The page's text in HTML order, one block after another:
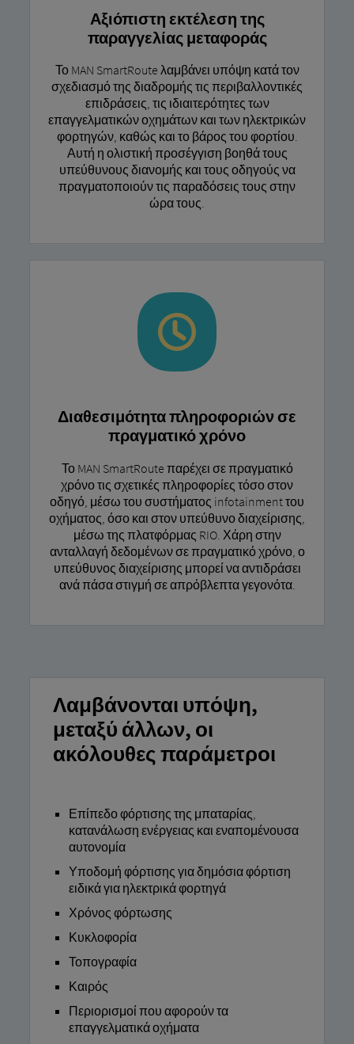
Αξιόπιστη εκτέλεση της
παραγγελίας μεταφοράς
Το MAN SmartRoute λαμβάνει υπόψη κατά τον
σχεδιασμό της διαδρομής τις περιβαλλοντικές
επιδράσεις, τις ιδιαιτερότητες των
επαγγελματικών οχημάτων και των ηλεκτρικών
φορτηγών, καθώς και το βάρος του φορτίου.
Αυτή η ολιστική προσέγγιση βοηθά τους
υπεύθυνους διανομής και τους οδηγούς να
πραγματοποιούν τις παραδόσεις τους στην
ώρα τους.
Διαθεσιμότητα πληροφοριών σε
πραγματικό χρόνο
Το MAN SmartRoute παρέχει σε πραγματικό
χρόνο τις σχετικές πληροφορίες τόσο στον
οδηγό, μέσω του συστήματος infotainment του
οχήματος, όσο και στον υπεύθυνο διαχείρισης,
μέσω της πλατφόρμας RIO. Χάρη στην
ανταλλαγή δεδομένων σε πραγματικό χρόνο, ο
υπεύθυνος διαχείρισης μπορεί να αντιδράσει
ανά πάσα στιγμή σε απρόβλεπτα γεγονότα.
Λαμβάνονται υπόψη,
μεταξύ άλλων, οι
ακόλουθες παράμετροι
Επίπεδο φόρτισης της μπαταρίας,
κατανάλωση ενέργειας και εναπομένουσα
αυτονομία
Υποδομή φόρτισης για δημόσια φόρτιση
ειδικά για ηλεκτρικά φορτηγά
Χρόνος φόρτωσης
Κυκλοφορία
Τοπογραφία
Καιρός
Περιορισμοί που αφορούν τα
επαγγελματικά οχήματα